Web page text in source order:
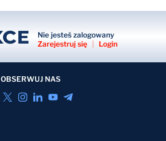
Nie jesteś zalogowany
Zarejestruj się
Login
OBSERWUJ NAS